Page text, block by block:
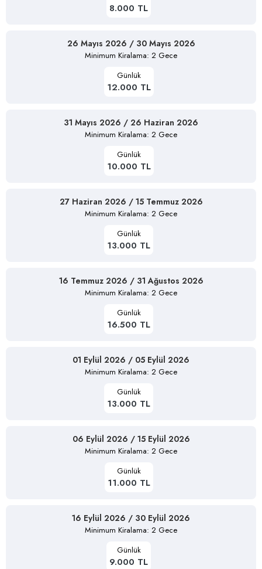
8.000 TL
26 Mayıs 2026 / 30 Mayıs 2026
Minimum Kiralama: 2 Gece
Günlük
12.000 TL
31 Mayıs 2026 / 26 Haziran 2026
Minimum Kiralama: 2 Gece
Günlük
10.000 TL
27 Haziran 2026 / 15 Temmuz 2026
Minimum Kiralama: 2 Gece
Günlük
13.000 TL
16 Temmuz 2026 / 31 Ağustos 2026
Minimum Kiralama: 2 Gece
Günlük
16.500 TL
01 Eylül 2026 / 05 Eylül 2026
Minimum Kiralama: 2 Gece
Günlük
13.000 TL
06 Eylül 2026 / 15 Eylül 2026
Minimum Kiralama: 2 Gece
Günlük
11.000 TL
16 Eylül 2026 / 30 Eylül 2026
Minimum Kiralama: 2 Gece
Günlük
9.000 TL